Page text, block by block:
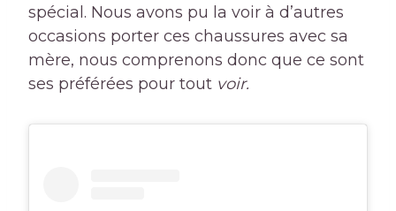
spécial. Nous avons pu la voir à d’autres
occasions porter ces chaussures avec sa
mère, nous comprenons donc que ce sont
ses préférées pour tout voir.